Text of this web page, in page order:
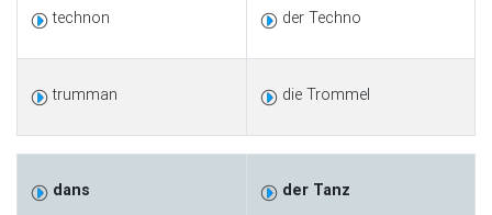
technon der Techno
trumman die Trommel
dans der Tanz